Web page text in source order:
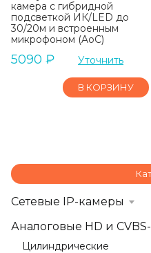
камера с гибридной
подсветкой ИК/LED до
30/20м и встроенным
микрофоном (AoC)
5090 ₽ Уточнить
В КОРЗИНУ
Сетевые IP-камеры
Аналоговые HD и
Цилиндрические